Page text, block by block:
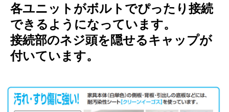
各ユニットがボルトでぴったり接続
できるようになっています。
接続部のネジ頭を隠せるキャップが
付いています。